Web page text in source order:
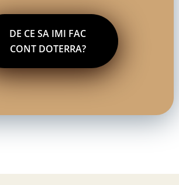
DE CE SA IMI FAC
CONT DOTERRA?